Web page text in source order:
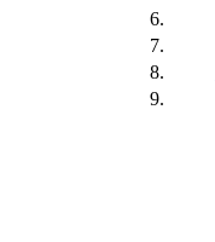
6.
7.
8.
9.